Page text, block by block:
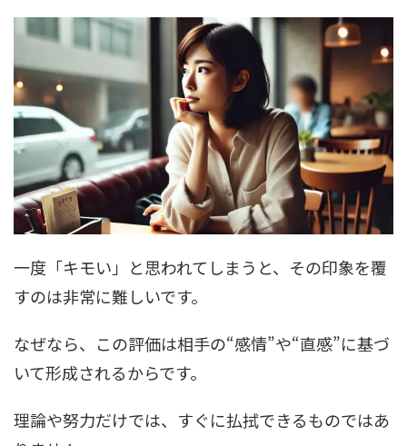
一度「キモい」と思われてしまうと、その印象を覆
すのは非常に難しいです。
なぜなら、この評価は相手の“感情”や“直感”に基づ
いて形成されるからです。
理論や努力だけでは、すぐに払拭できるものではあ